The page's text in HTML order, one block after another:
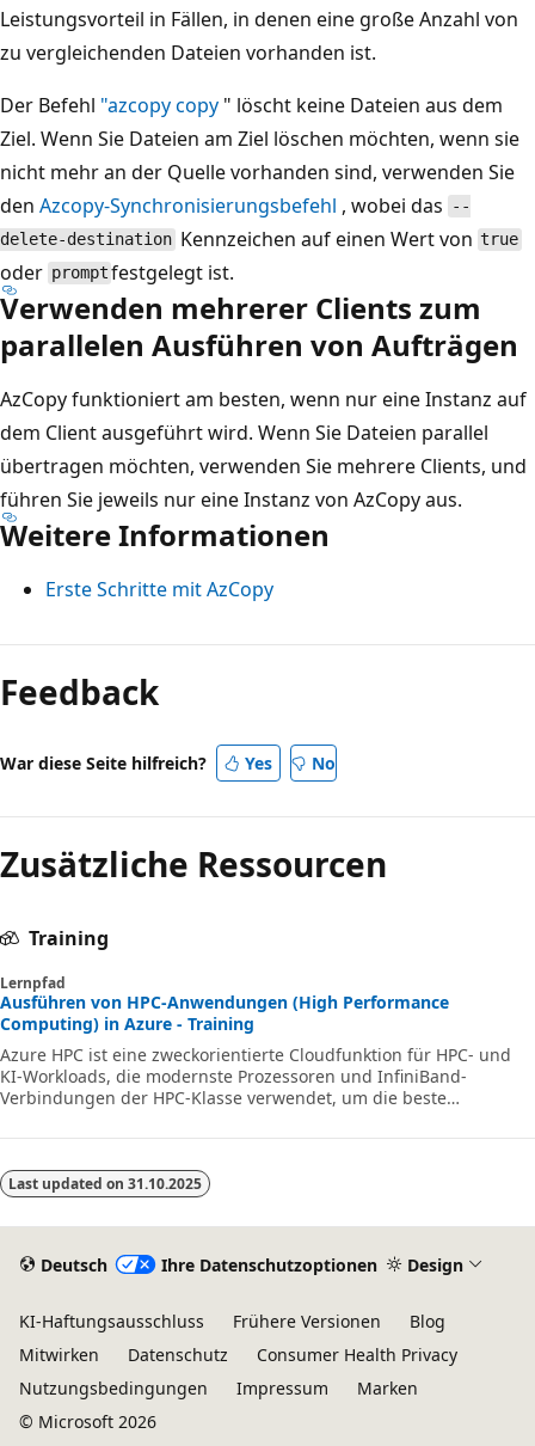
Leistungsvorteil in Fällen, in denen eine große Anzahl von
zu vergleichenden Dateien vorhanden ist.
Der Befehl "azcopy copy " löscht keine Dateien aus dem
Ziel. Wenn Sie Dateien am Ziel löschen möchten, wenn sie
nicht mehr an der Quelle vorhanden sind, verwenden Sie
den Azcopy-Synchronisierungsbefehl , wobei das
--
delete-destination Kennzeichen auf einen Wert von true
oder prompt festgelegt ist.
Verwenden mehrerer Clients zum
parallelen Ausführen von Aufträgen
AzCopy funktioniert am besten, wenn nur eine Instanz auf
dem Client ausgeführt wird. Wenn Sie Dateien parallel
übertragen möchten, verwenden Sie mehrere Clients, und
führen Sie jeweils nur eine Instanz von AzCopy aus.
Weitere Informationen
Erste Schritte mit AzCopy
Feedback
War diese Seite hilfreich? Yes No
Zusätzliche Ressourcen
Training
Lernpfad
Ausführen von HPC-Anwendungen (High Performance
Computing) in Azure - Training
Azure HPC ist eine zweckorientierte Cloudfunktion für HPC- und
KI-Workloads, die modernste Prozessoren und InfiniBand-
Verbindungen der HPC-Klasse verwendet, um die beste
erzielen. Mit Azure HPC können Benutzer Innovationen,
hochverfügbaren Palette von HPC- und KI-Technologien nutzen,
die dynamisch zugeordnet werden können, wenn sich Ihre
geschäftlichen und technischen Anforderungen ändern. Bei
Last updated on 31.10.2025
Deutsch Ihre Datenschutzoptionen Design
KI-Haftungsausschluss Frühere Versionen
Blog
Mitwirken
Datenschutz
Consumer Health Privacy
Nutzungsbedingungen
Impressum
Marken
© Microsoft 2026